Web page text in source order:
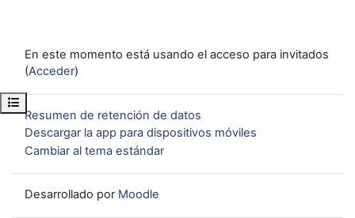
Abrir índice del curso
En este momento está usando el acceso para invitados
(Acceder)
Resumen de retención de datos
Descargar la app para dispositivos móviles
Cambiar al tema estándar
Desarrollado por Moodle